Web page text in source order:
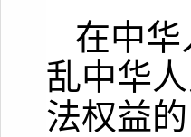
在中
乱中华
法权益